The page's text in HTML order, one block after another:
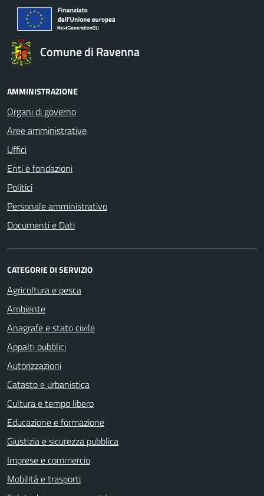
Comune di Ravenna
AMMINISTRAZIONE
Organi di governo
Aree amministrative
Uffici
Enti e fondazioni
Politici
Personale amministrativo
Documenti e Dati
CATEGORIE DI SERVIZIO
Agricoltura e pesca
Ambiente
Anagrafe e stato civile
Appalti pubblici
Autorizzazioni
Catasto e urbanistica
Cultura e tempo libero
Educazione e formazione
Giustizia e sicurezza pubblica
Imprese e commercio
Mobilità e trasporti